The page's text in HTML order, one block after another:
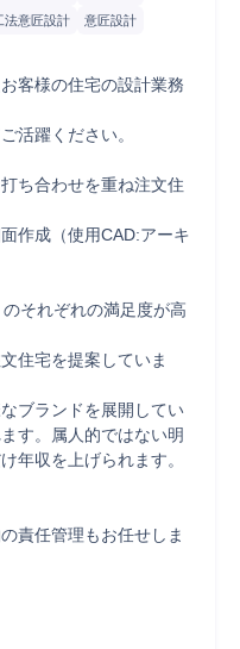
法意匠設計 意匠設計
客様の住宅の設計業務
活躍ください。
ち合わせを重ね注文住
作成（使用CAD:アーキ
それぞれの満足度が高
住宅を提案していま
ブランドを展開してい
す。属人的ではない明
年収を上げられます。
責任管理もお任せしま